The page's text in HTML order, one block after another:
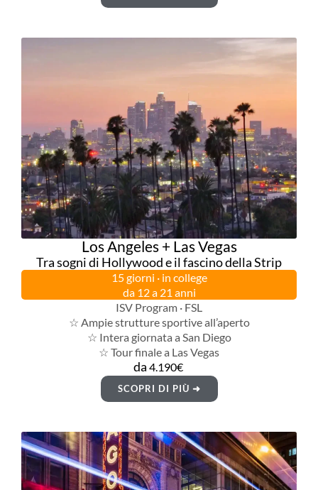
Los Angeles + Las Vegas
Tra sogni di Hollywood e il fascino della Strip
15 giorni · in college
da 12 a 21 anni
ISV Program · FSL
☆ Ampie strutture sportive all’aperto
☆ Intera giornata a San Diego
☆ Tour finale a Las Vegas
da 4.190€
SCOPRI DI PIÙ ➜